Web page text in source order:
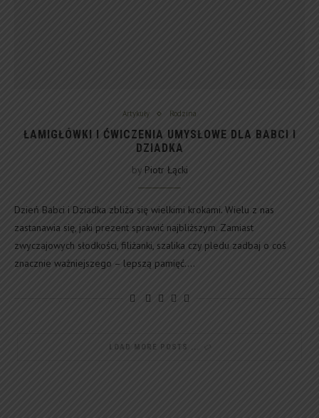
Artykuły Rodzina
ŁAMIGŁÓWKI I ĆWICZENIA UMYSŁOWE DLA BABCI I
DZIADKA
by Piotr Łącki
Dzień Babci i Dziadka zbliża się wielkimi krokami. Wielu z nas
zastanawia się, jaki prezent sprawić najbliższym. Zamiast
zwyczajowych słodkości, filiżanki, szalika czy pledu zadbaj o coś
znacznie ważniejszego – lepszą pamięć.…
LOAD MORE POSTS